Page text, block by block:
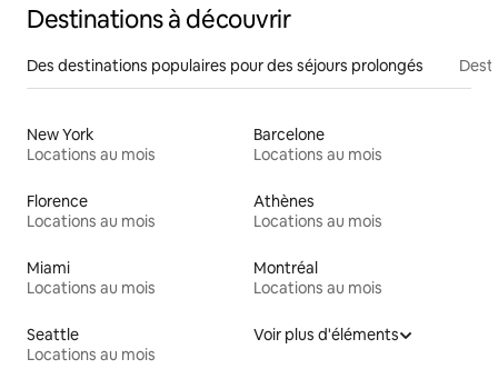
Destinations à découvrir
Des destinations populaires pour des séjours prolongés
New York
Locations au mois
Barcelone
Locations au mois
Florence
Locations au mois
Athènes
Locations au mois
Miami
Locations au mois
Montréal
Locations au mois
Seattle
Locations au mois
Voir plus d'éléments